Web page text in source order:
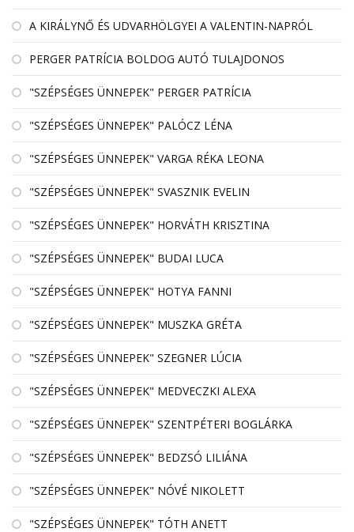
A KIRÁLYNŐ ÉS UDVARHÖLGYEI A VALENTIN-NAPRÓL
PERGER PATRÍCIA BOLDOG AUTÓ TULAJDONOS
"SZÉPSÉGES ÜNNEPEK" PERGER PATRÍCIA
"SZÉPSÉGES ÜNNEPEK" PALÓCZ LÉNA
"SZÉPSÉGES ÜNNEPEK" VARGA RÉKA LEONA
"SZÉPSÉGES ÜNNEPEK" SVASZNIK EVELIN
"SZÉPSÉGES ÜNNEPEK" HORVÁTH KRISZTINA
"SZÉPSÉGES ÜNNEPEK" BUDAI LUCA
"SZÉPSÉGES ÜNNEPEK" HOTYA FANNI
"SZÉPSÉGES ÜNNEPEK" MUSZKA GRÉTA
"SZÉPSÉGES ÜNNEPEK" SZEGNER LÚCIA
"SZÉPSÉGES ÜNNEPEK" MEDVECZKI ALEXA
"SZÉPSÉGES ÜNNEPEK" SZENTPÉTERI BOGLÁRKA
"SZÉPSÉGES ÜNNEPEK" BEDZSÓ LILIÁNA
"SZÉPSÉGES ÜNNEPEK" NÓVÉ NIKOLETT
"SZÉPSÉGES ÜNNEPEK" TÓTH ANETT